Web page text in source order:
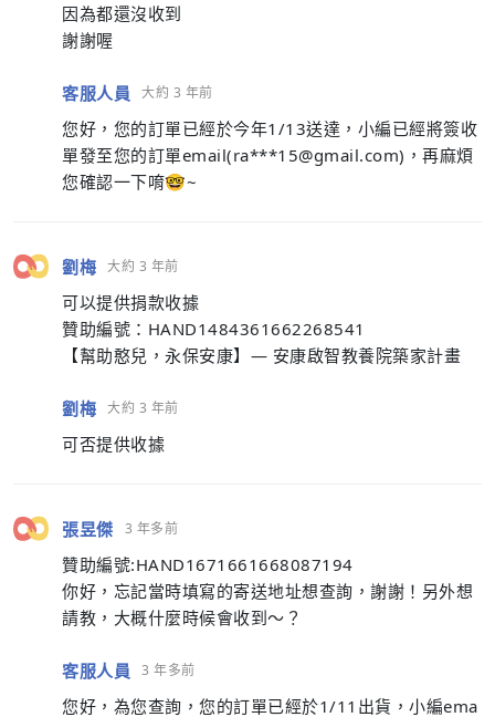
因為都還沒收到
謝謝喔
客服人員 大約 3 年前
您好，您的訂單已經於今年1/13送達，小編已經將簽收
單發至您的訂單email(ra***15@gmail.com)，再麻煩
您確認一下唷🤓~
劉梅 大約 3 年前
可以提供捐款收據
贊助編號：HAND1484361662268541
【幫助憨兒，永保安康】— 安康啟智教養院築家計畫
劉梅 大約 3 年前
可否提供收據
張昱傑 3 年多前
贊助編號:HAND1671661668087194
你好，忘記當時填寫的寄送地址想查詢，謝謝！另外想
請教，大概什麼時候會收到～？
客服人員 3 年多前
您好，為您查詢，您的訂單已經於1/11出貨，小編ema